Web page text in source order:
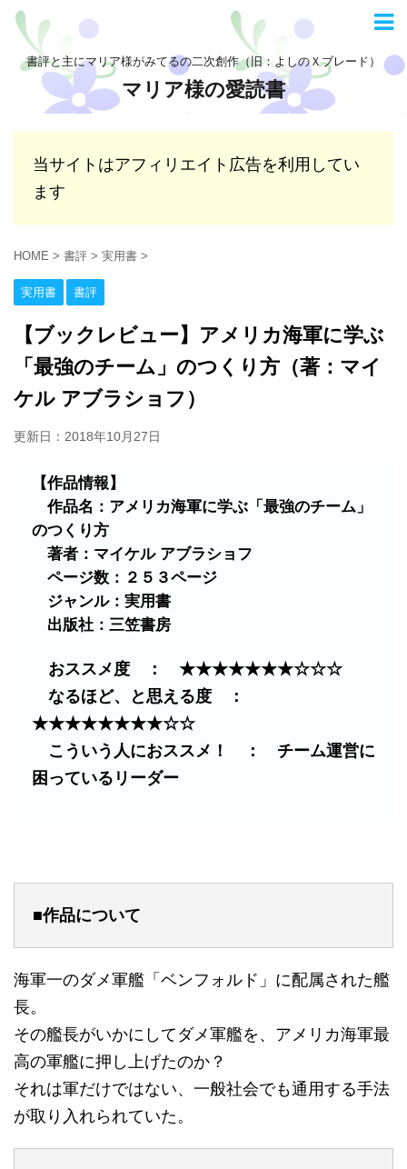
書評と主にマリア様がみてるの二次創作（旧：よしのＸブレード）
マリア様の愛読書
当サイトはアフィリエイト広告を利用してい
ます
HOME > 書評 > 実用書 >
実用書 書評
【ブックレビュー】アメリカ海軍に学ぶ
「最強のチーム」のつくり方（著：マイ
ケル アブラショフ）
更新日： 2018年10月27日
【作品情報】
作品名：アメリカ海軍に学ぶ「最強のチーム」
のつくり方
著者：マイケル アブラショフ
ページ数：２５３ページ
ジャンル：実用書
出版社：三笠書房
おススメ度 ： ★★★★★★★☆☆☆
なるほど、と思える度 ：
★★★★★★★★☆☆
こういう人におススメ！ ： チーム運営に
困っているリーダー
■作品について
海軍一のダメ軍艦「ベンフォルド」に配属された艦
長。
その艦長がいかにしてダメ軍艦を、アメリカ海軍最
高の軍艦に押し上げたのか？
それは軍だけではない、一般社会でも通用する手法
が取り入れられていた。